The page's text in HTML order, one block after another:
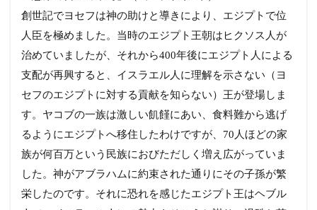
創世記でヨセフは神の助けと導きにより、エジプトで位
人臣を極めました。当時のエジプト王朝はヒクソス人が
治めていましたが、それから400年後にエジプト人による
支配が再興すると、イスラエル人に理解を示さない（ヨ
セフのエジプトに対する貢献を知らない）王が登場しま
す。ヤコブの一族は激しい飢饉にあい、食料難から逃げ
るようにエジプトへ移住したわけですが、70人ほどの家
族が何百万という民族におびただしく増え広がっていま
した。神がアブラハムに約束された通りにその子孫が繁
栄したのです。それに恐れを感じたエジプト王はヘブル